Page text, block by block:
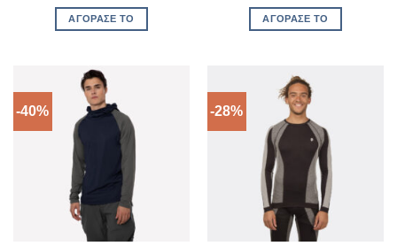
was:
€45,00.
ΑΓΌΡΑΣΈ ΤΟ
was:
€50,00.
ΑΓΌΡΑΣΈ ΤΟ
-40% -28%